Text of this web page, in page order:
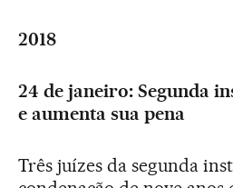
2018
24 de janeiro: Segunda
e aumenta sua pena
Três juízes da segunda